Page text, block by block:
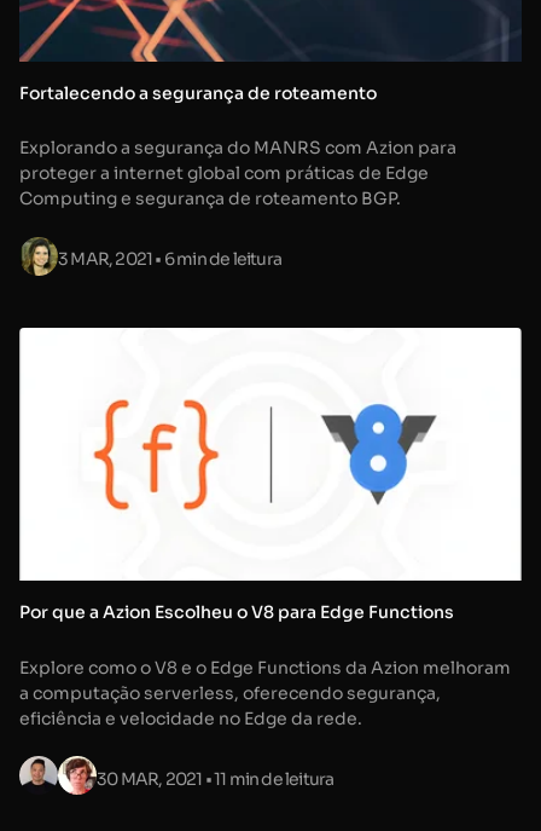
Fortalecendo a segurança de roteamento
Explorando a segurança do MANRS com Azion para
proteger a internet global com práticas de Edge
Computing e segurança de roteamento BGP.
3 MAR, 2021 • 6 min de leitura
Por que a Azion Escolheu o V8 para Edge Functions
Explore como o V8 e o Edge Functions da Azion melhoram
a computação serverless, oferecendo segurança,
eficiência e velocidade no Edge da rede.
30 MAR, 2021 • 11 min de leitura